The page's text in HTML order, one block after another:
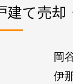
て売却
岡
伊